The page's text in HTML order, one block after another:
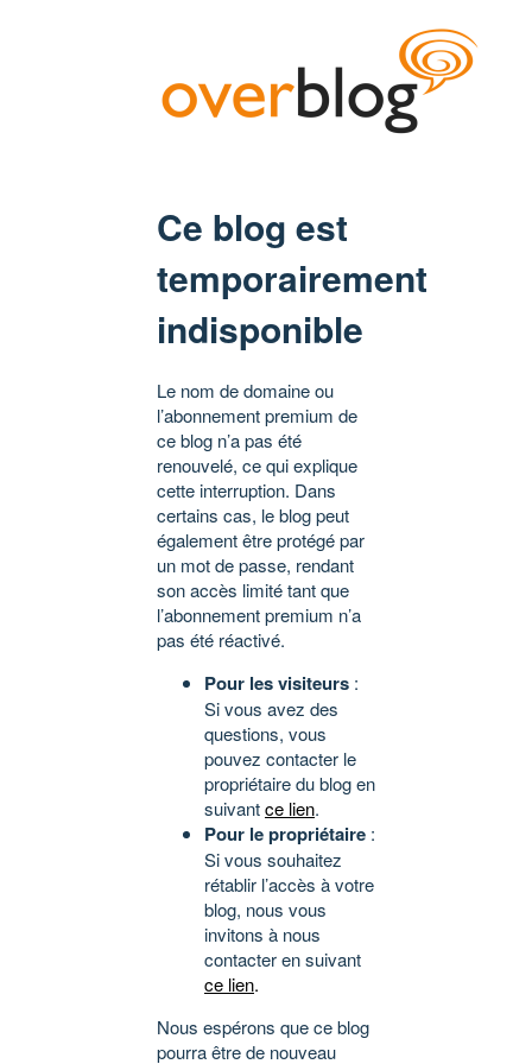
Ce blog est
temporairement
indisponible
Le nom de domaine ou
l’abonnement premium de
ce blog n’a pas été
renouvelé, ce qui explique
cette interruption. Dans
certains cas, le blog peut
également être protégé par
un mot de passe, rendant
son accès limité tant que
l’abonnement premium n’a
pas été réactivé.
Pour les visiteurs :
Si vous avez des
questions, vous
pouvez contacter le
propriétaire du blog en
suivantce lien.
Pour le propriétaire :
Si vous souhaitez
rétablir l’accès à votre
blog, nous vous
invitons à nous
contacter en suivant
ce lien.
Nous espérons que ce blog
pourra être de nouveau